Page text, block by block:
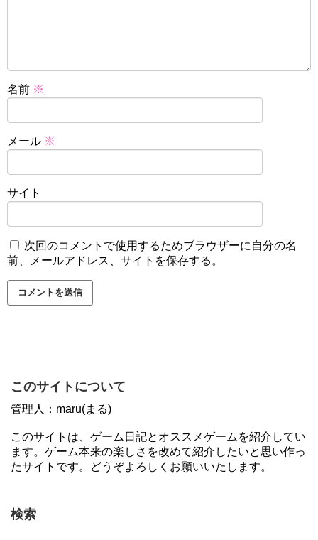
名前 ※
メール ※
サイト
次回のコメントで使用するためブラウザーに自分の名
前、メールアドレス、サイトを保存する。
このサイトについて
管理人：maru(まる)
このサイトは、ゲーム日記とオススメゲームを紹介してい
ます。ゲーム本来の楽しさを改めて紹介したいと思い作っ
たサイトです。どうぞよろしくお願いいたします。
検索